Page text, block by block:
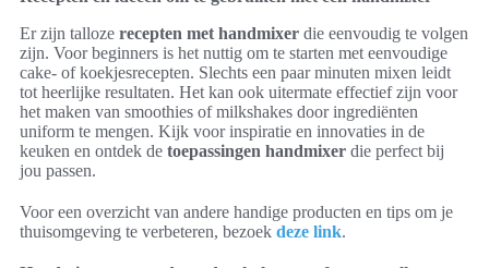
Er zijn talloze recepten met handmixer die eenvoudig te volgen
zijn. Voor beginners is het nuttig om te starten met eenvoudige
cake- of koekjesrecepten. Slechts een paar minuten mixen leidt
tot heerlijke resultaten. Het kan ook uitermate effectief zijn voor
het maken van smoothies of milkshakes door ingrediënten
uniform te mengen. Kijk voor inspiratie en innovaties in de
keuken en ontdek de toepassingen handmixer die perfect bij
jou passen.
Voor een overzicht van andere handige producten en tips om je
thuisomgeving te verbeteren, bezoek deze link.